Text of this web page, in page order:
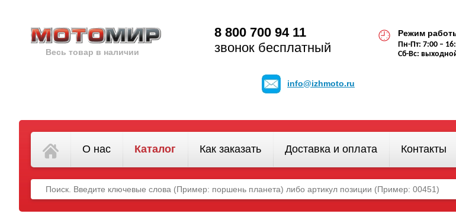
Весь товар в наличии
8 800 700 94 11
звонок бесплатный
Режим
Пн-Пт: 7:00 –
Сб-Вс:
info@izhmoto.ru
О нас Каталог Как заказать Доставка и оплата Контакты